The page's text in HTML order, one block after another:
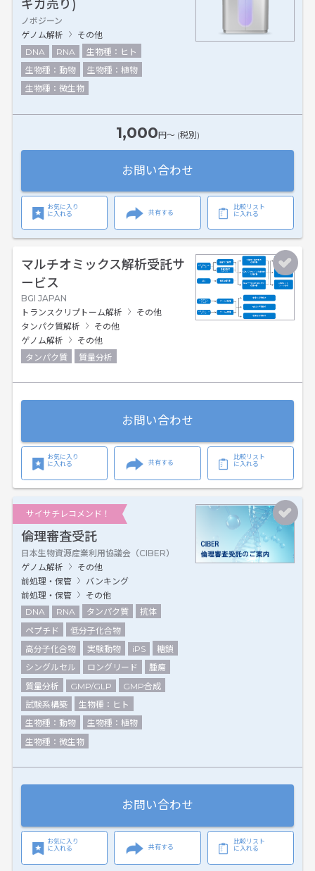
ギガ売り)
ノボジーン
ゲノム解析
その他
DNA
RNA
生物種：ヒト
生物種：動物
生物種：植物
生物種：微生物
1,000円〜 (税別)
お問い合わせ
お気に入り
に入れる
共有する
比較リスト
に入れる
マルチオミックス解析受託サ
ービス
BGI JAPAN
トランスクリプトーム解析
その他
タンパク質解析
その他
ゲノム解析
その他
タンパク質
質量分析
お問い合わせ
お気に入り
に入れる
共有する
比較リスト
に入れる
サイサチレコメンド！
倫理審査受託
日本生物資源産業利用協議会（CIBER）
ゲノム解析
その他
前処理・保管
バンキング
前処理・保管
その他
DNA
RNA タンパク質
抗体
ペプチド
低分子化合物
高分子化合物
実験動物 iPS
糖鎖
シングルセル
ロングリード
腫瘍
質量分析
GMP/GLP
GMP合成
試験系構築
生物種：ヒト
生物種：動物
生物種：植物
生物種：微生物
お問い合わせ
お気に入り
に入れる
共有する
比較リスト
に入れる